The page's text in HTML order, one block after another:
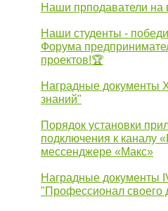
Наши прподаватели
Наши студенты -
Форума
проектов!🏆
Наградные документы
знаний"
Порядок установки
подключения к каналу
мессенджере «Макс»
Наградные документы
"Профессионал своего